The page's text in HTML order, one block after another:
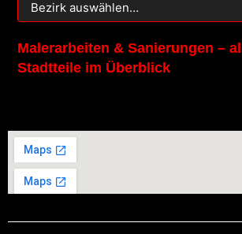
Malerarbeiten & Sanierungen –
Stadtteile im Überblick